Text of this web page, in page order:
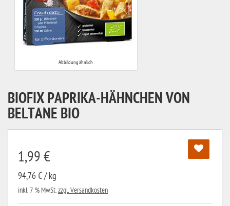
Abbildung ähnlich
BIOFIX PAPRIKA-HÄHNCHEN VON
BELTANE BIO
1,99 €
94,76 € / kg
inkl. 7 % MwSt.zzgl. Versandkosten